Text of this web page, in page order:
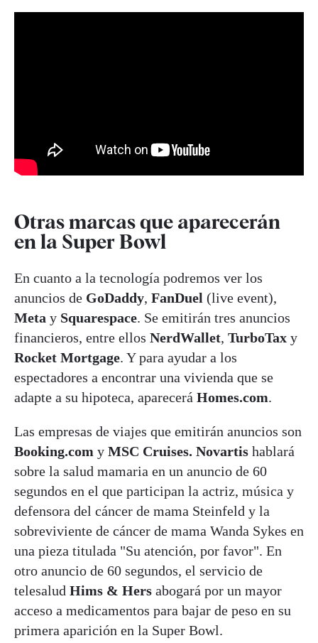
Otras marcas que aparecerán
en la Super Bowl
En cuanto a la tecnología podremos ver los
anuncios de GoDaddy, FanDuel (live event),
Meta y Squarespace. Se emitirán tres anuncios
financieros, entre ellos NerdWallet, TurboTax y
Rocket Mortgage. Y para ayudar a los
espectadores a encontrar una vivienda que se
adapte a su hipoteca, aparecerá Homes.com.
Las empresas de viajes que emitirán anuncios son
Booking.com y MSC Cruises. Novartis hablará
sobre la salud mamaria en un anuncio de 60
segundos en el que participan la actriz, música y
defensora del cáncer de mama Steinfeld y la
sobreviviente de cáncer de mama Wanda Sykes en
una pieza titulada "Su atención, por favor". En
otro anuncio de 60 segundos, el servicio de
telesalud Hims & Hers abogará por un mayor
acceso a medicamentos para bajar de peso en su
primera aparición en la Super Bowl.